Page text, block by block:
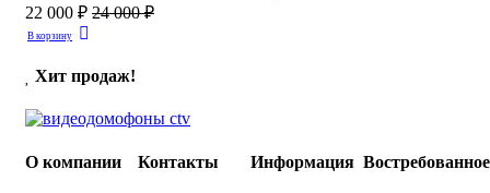
22 000 ₽ 24 000 ₽
В корзину
Хит продаж!
О компании Контакты Информация Востребованное